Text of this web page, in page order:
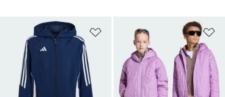
Προσθήκη στη Λίστα Επιθυμιών